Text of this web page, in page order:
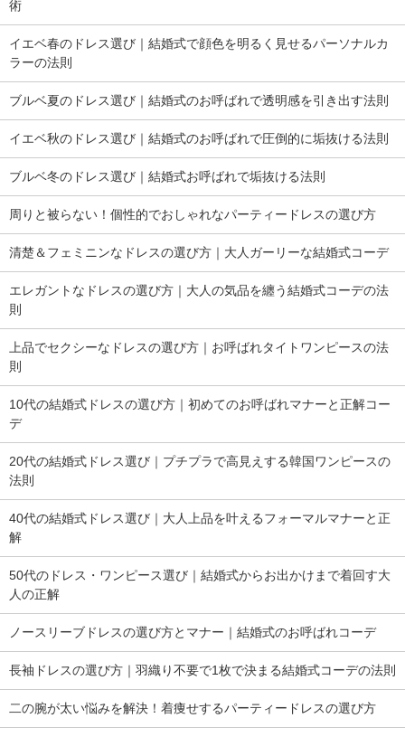
術
イエベ春のドレス選び｜結婚式で顔色を明るく見せるパーソナルカ
ラーの法則
ブルベ夏のドレス選び｜結婚式のお呼ばれで透明感を引き出す法則
イエベ秋のドレス選び｜結婚式のお呼ばれで圧倒的に垢抜ける法則
ブルベ冬のドレス選び｜結婚式お呼ばれで垢抜ける法則
周りと被らない！個性的でおしゃれなパーティードレスの選び方
清楚＆フェミニンなドレスの選び方｜大人ガーリーな結婚式コーデ
エレガントなドレスの選び方｜大人の気品を纏う結婚式コーデの法
則
上品でセクシーなドレスの選び方｜お呼ばれタイトワンピースの法
則
10代の結婚式ドレスの選び方｜初めてのお呼ばれマナーと正解コー
デ
20代の結婚式ドレス選び｜プチプラで高見えする韓国ワンピースの
法則
40代の結婚式ドレス選び｜大人上品を叶えるフォーマルマナーと正
解
50代のドレス・ワンピース選び｜結婚式からお出かけまで着回す大
人の正解
ノースリーブドレスの選び方とマナー｜結婚式のお呼ばれコーデ
長袖ドレスの選び方｜羽織り不要で1枚で決まる結婚式コーデの法則
二の腕が太い悩みを解決！着痩せするパーティードレスの選び方